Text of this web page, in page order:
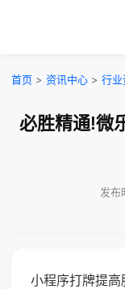
首页 > 资讯中心 > 行业
必胜精通!微
发
小程序打牌提